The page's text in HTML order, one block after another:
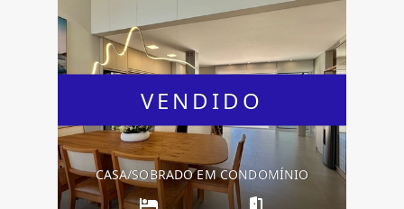
VENDIDO
CASA/SOBRADO EM CONDOMÍNIO